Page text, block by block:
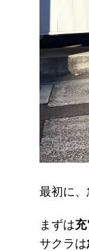
最初に
まずは
サクラは